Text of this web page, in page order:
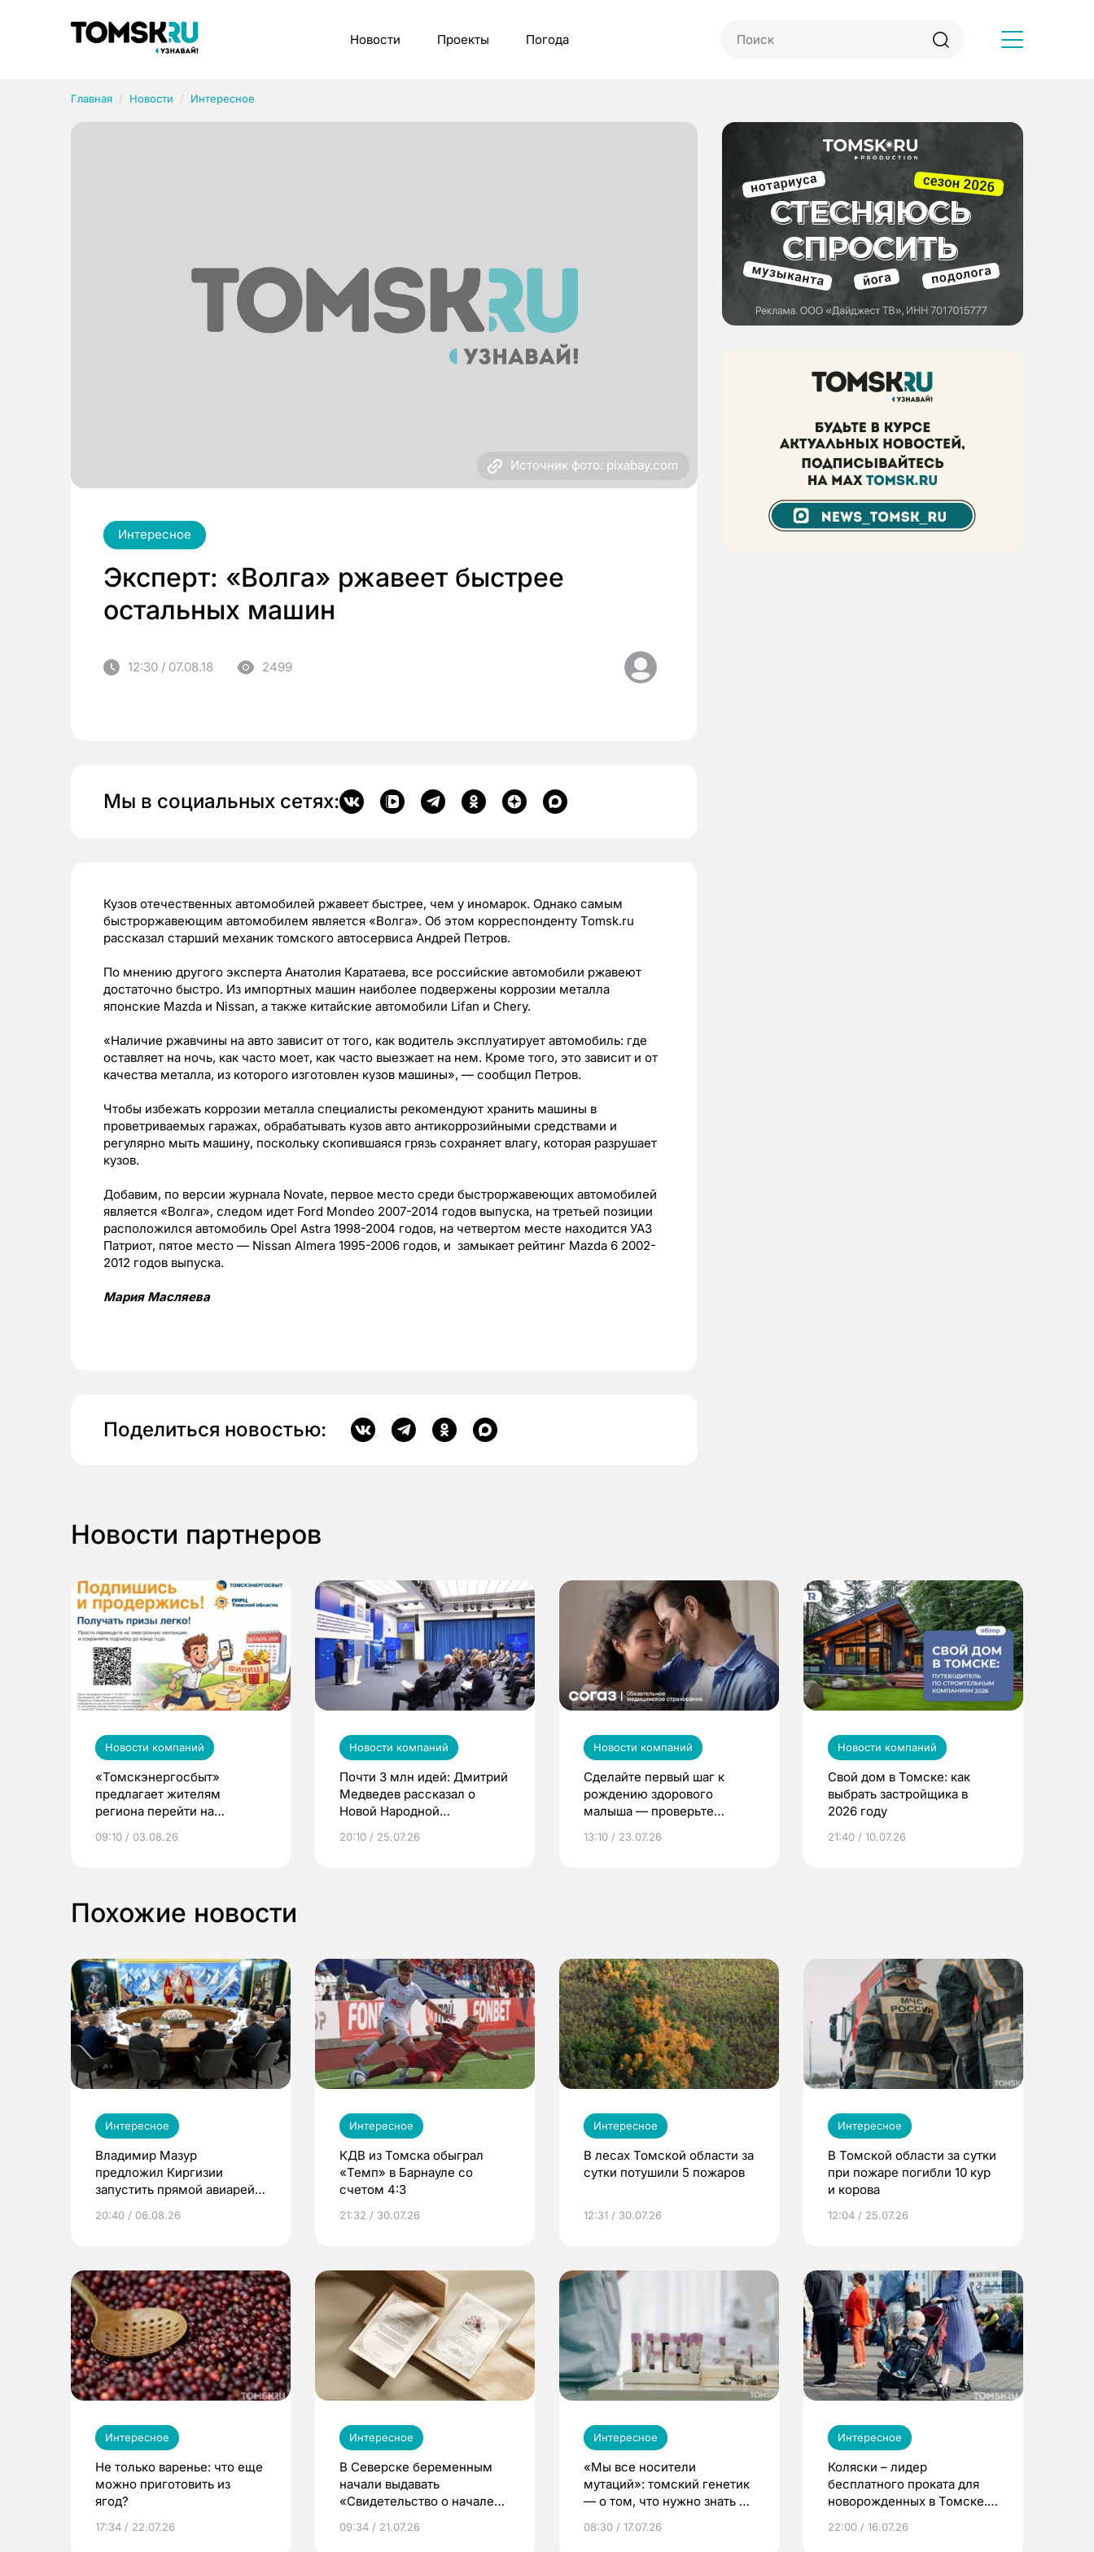
Новости Проекты Погода
Главная Новости Интересное
Источник фото: pixabay.com
Интересное
Эксперт: «Волга» ржавеет быстрее
остальных машин
12:30 / 07.08.18 2499
Мы в социальных сетях:
Кузов отечественных автомобилей ржавеет быстрее, чем у иномарок. Однако самым
быстроржавеющим автомобилем является «Волга». Об этом корреспонденту Tomsk.ru
рассказал старший механик томского автосервиса Андрей Петров.
По мнению другого эксперта Анатолия Каратаева, все российские автомобили ржавеют
достаточно быстро. Из импортных машин наиболее подвержены коррозии металла
японские Mazda и Nissan, а также китайские автомобили Lifan и Chery.
«Наличие ржавчины на авто зависит от того, как водитель эксплуатирует автомобиль: где
оставляет на ночь, как часто моет, как часто выезжает на нем. Кроме того, это зависит и от
качества металла, из которого изготовлен кузов машины», — сообщил Петров.
Чтобы избежать коррозии металла специалисты рекомендуют хранить машины в
проветриваемых гаражах, обрабатывать кузов авто антикоррозийными средствами и
регулярно мыть машину, поскольку скопившаяся грязь сохраняет влагу, которая разрушает
кузов.
Добавим, по версии журнала Novate, первое место среди быстроржавеющих автомобилей
является «Волга», следом идет Ford Mondeo 2007-2014 годов выпуска, на третьей позиции
расположился автомобиль Opel Astra 1998-2004 годов, на четвертом месте находится УАЗ
Патриот, пятое место — Nissan Almera 1995-2006 годов, и замыкает рейтинг Mazda 6 2002-
2012 годов выпуска.
Мария Масляева
Поделиться новостью:
Новости партнеров
Новости компаний
«Томскэнергосбыт»
предлагает жителям
региона перейти на
выиграть призы
09:10 / 03.08.26
Новости компаний
Почти 3 млн идей: Дмитрий
Медведев рассказал о
Новой Народной
20:10 / 25.07.26
Новости компаний
Сделайте первый шаг к
рождению здорового
малыша — проверьте
по ОМС!
13:10 / 23.07.26
Новости компаний
Свой дом в Томске: как
выбрать застройщика в
2026 году
21:40 / 10.07.26
Похожие новости
Интересное
Владимир Мазур
предложил Киргизии
запустить прямой авиарейс
20:40 / 06.08.26
Интересное
КДВ из Томска обыграл
«Темп» в Барнауле со
счетом 4:3
21:32 / 30.07.26
Интересное
В лесах Томской области за
сутки потушили 5 пожаров
12:31 / 30.07.26
Интересное
В Томской области за сутки
при пожаре погибли 10 кур
и корова
12:04 / 25.07.26
Интересное
Не только варенье: что еще
можно приготовить из
ягод?
17:34 / 22.07.26
Интересное
В Северске беременным
начали выдавать
«Свидетельство о начале
09:34 / 21.07.26
Интересное
«Мы все носители
мутаций»: томский генетик
— о том, что нужно знать до
08:30 / 17.07.26
Интересное
Коляски – лидер
бесплатного проката для
новорожденных в Томске.
22:00 / 16.07.26
Рубрики